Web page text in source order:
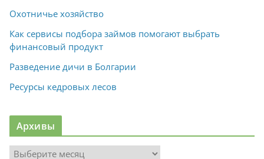
Охотничье хозяйство
Как сервисы подбора займов помогают выбрать
финансовый продукт
Разведение дичи в Болгарии
Ресурсы кедровых лесов
Архивы